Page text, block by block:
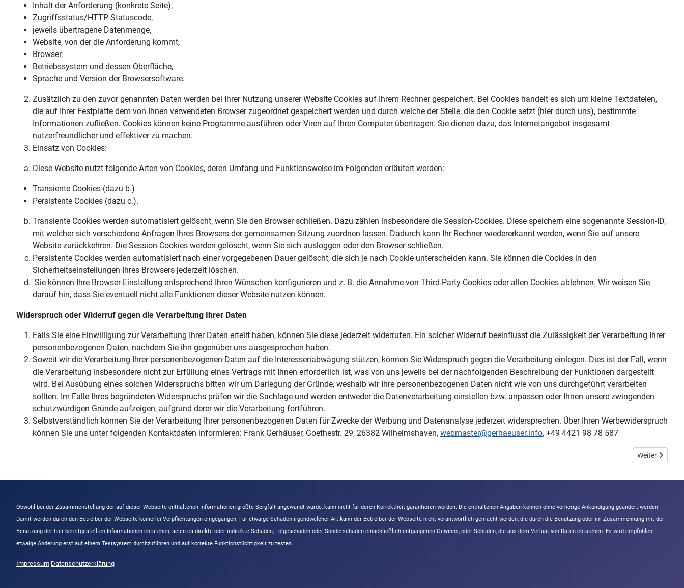
Inhalt der Anforderung (konkrete Seite),
Zugriffsstatus/HTTP-Statuscode,
jeweils übertragene Datenmenge,
Website, von der die Anforderung kommt,
Browser,
Betriebssystem und dessen Oberfläche,
Sprache und Version der Browsersoftware.
Zusätzlich zu den zuvor genannten Daten werden bei Ihrer Nutzung unserer Website Cookies auf Ihrem Rechner gespeichert. Bei Cookies handelt es sich um kleine Textdateien,
die auf Ihrer Festplatte dem von Ihnen verwendeten Browser zugeordnet gespeichert werden und durch welche der Stelle, die den Cookie setzt (hier durch uns), bestimmte
Informationen zufließen. Cookies können keine Programme ausführen oder Viren auf Ihren Computer übertragen. Sie dienen dazu, das Internetangebot insgesamt
nutzerfreundlicher und effektiver zu machen.
Einsatz von Cookies:
Diese Website nutzt folgende Arten von Cookies, deren Umfang und Funktionsweise im Folgenden erläutert werden:
Transiente Cookies (dazu b.)
Persistente Cookies (dazu c.).
Transiente Cookies werden automatisiert gelöscht, wenn Sie den Browser schließen. Dazu zählen insbesondere die Session-Cookies. Diese speichern eine sogenannte Session-ID,
mit welcher sich verschiedene Anfragen Ihres Browsers der gemeinsamen Sitzung zuordnen lassen. Dadurch kann Ihr Rechner wiedererkannt werden, wenn Sie auf unsere
Website zurückkehren. Die Session-Cookies werden gelöscht, wenn Sie sich ausloggen oder den Browser schließen.
Persistente Cookies werden automatisiert nach einer vorgegebenen Dauer gelöscht, die sich je nach Cookie unterscheiden kann. Sie können die Cookies in den
Sicherheitseinstellungen Ihres Browsers jederzeit löschen.
Sie können Ihre Browser-Einstellung entsprechend Ihren Wünschen konfigurieren und z. B. die Annahme von Third-Party-Cookies oder allen Cookies ablehnen. Wir weisen Sie
darauf hin, dass Sie eventuell nicht alle Funktionen dieser Website nutzen können.
Widerspruch oder Widerruf gegen die Verarbeitung Ihrer Daten
Falls Sie eine Einwilligung zur Verarbeitung Ihrer Daten erteilt haben, können Sie diese jederzeit widerrufen. Ein solcher Widerruf beeinflusst die Zulässigkeit der Verarbeitung Ihrer
personenbezogenen Daten, nachdem Sie ihn gegenüber uns ausgesprochen haben.
Soweit wir die Verarbeitung Ihrer personenbezogenen Daten auf die Interessenabwägung stützen, können Sie Widerspruch gegen die Verarbeitung einlegen. Dies ist der Fall, wenn
die Verarbeitung insbesondere nicht zur Erfüllung eines Vertrags mit Ihnen erforderlich ist, was von uns jeweils bei der nachfolgenden Beschreibung der Funktionen dargestellt
wird. Bei Ausübung eines solchen Widerspruchs bitten wir um Darlegung der Gründe, weshalb wir Ihre personenbezogenen Daten nicht wie von uns durchgeführt verarbeiten
sollten. Im Falle Ihres begründeten Widerspruchs prüfen wir die Sachlage und werden entweder die Datenverarbeitung einstellen bzw. anpassen oder Ihnen unsere zwingenden
schutzwürdigen Gründe aufzeigen, aufgrund derer wir die Verarbeitung fortführen.
Selbstverständlich können Sie der Verarbeitung Ihrer personenbezogenen Daten für Zwecke der Werbung und Datenanalyse jederzeit widersprechen. Über Ihren Werbewiderspruch
können Sie uns unter folgenden Kontaktdaten informieren: Frank Gerhäuser, Goethestr. 29, 26382 Wilhelmshaven, webmaster@gerhaeuser.info, +49 4421 98 78 587
Nächster
Weiter
Obwohl bei der Zusammenstellung der auf dieser Webseite enthaltenen Informationen größte Sorgfalt angewandt wurde, kann nicht für deren Korrektheit garantieren werden. Die enthaltenen Angaben können ohne vorherige Ankündigung geändert werden.
Damit werden durch den Betreiber der Webseite keinerlei Verpflichtungen eingegangen. Für etwaige Schäden irgendwelcher Art kann der Betreiber der Webseite nicht verantwortlich gemacht werden, die durch die Benutzung oder im Zusammenhang mit der
Benutzung der hier bereitgestellten Informationen entstehen, seien es direkte oder indirekte Schäden, Folgeschäden oder Sonderschäden einschließlich entgangenen Gewinns, oder Schäden, die aus dem Verlust von Daten entstehen. Es wird empfohlen
etwaige Änderung erst auf einem Testsystem durchzuführen und auf korrekte Funktionstüchtigkeit zu testen.
Impressum Datenschutzerklärung